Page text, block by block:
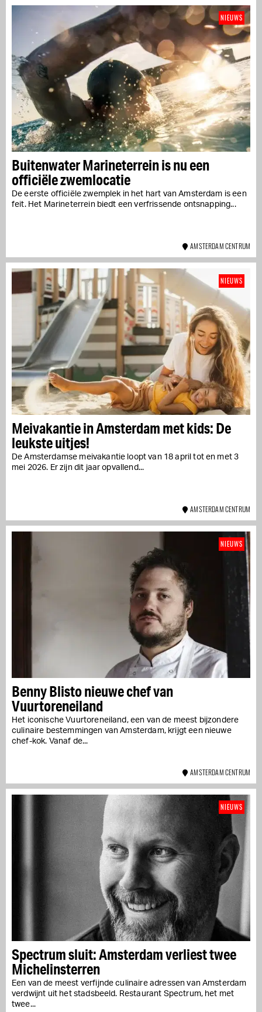
Buitenwater Marineterrein is nu een
officiële zwemlocatie
De eerste officiële zwemplek in het hart van Amsterdam is een
feit. Het Marineterrein biedt een verfrissende ontsnapping...
NIEUWS
AMSTERDAM CENTRUM
Meivakantie in Amsterdam met kids: De
leukste uitjes!
De Amsterdamse meivakantie loopt van 18 april tot en met 3
mei 2026. Er zijn dit jaar opvallend...
NIEUWS
AMSTERDAM CENTRUM
Benny Blisto nieuwe chef van
Vuurtoreneiland
Het iconische Vuurtoreneiland, een van de meest bijzondere
culinaire bestemmingen van Amsterdam, krijgt een nieuwe
chef-kok. Vanaf de...
NIEUWS
AMSTERDAM CENTRUM
Spectrum sluit: Amsterdam verliest twee
Michelinsterren
Een van de meest verfijnde culinaire adressen van Amsterdam
verdwijnt uit het stadsbeeld. Restaurant Spectrum, het met
twee...
NIEUWS